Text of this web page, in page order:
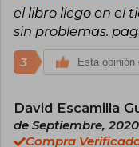
el libro llego en el
sin problemas.
3 Esta opinión
David Escamilla
de Septiembre, 2020
Compra